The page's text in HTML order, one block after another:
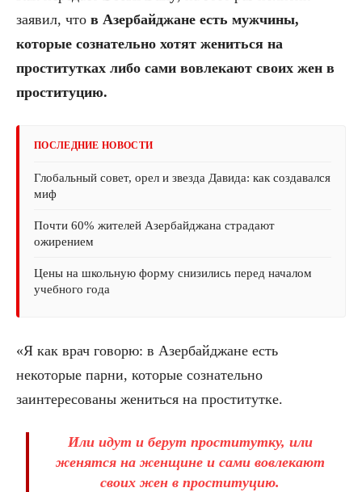
заявил, что в Азербайджане есть мужчины,
которые сознательно хотят жениться на
проститутках либо сами вовлекают своих жен в
проституцию.
ПОСЛЕДНИЕ НОВОСТИ
Глобальный совет, орел и звезда Давида: как создавался
миф
Почти 60% жителей Азербайджана страдают
ожирением
Цены на школьную форму снизились перед началом
учебного года
«Я как врач говорю: в Азербайджане есть
некоторые парни, которые сознательно
заинтересованы жениться на проститутке.
Или идут и берут проститутку, или
женятся на женщине и сами вовлекают
своих жен в проституцию.